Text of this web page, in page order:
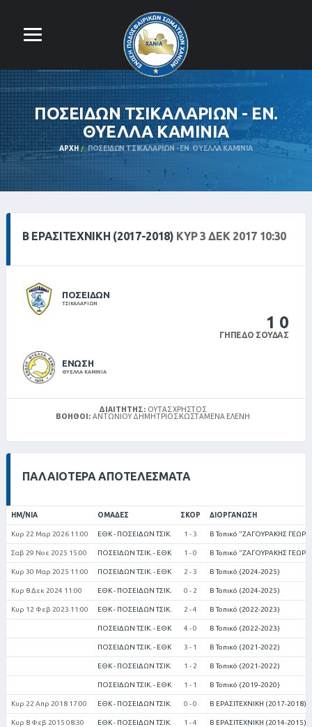
ΠΟΣΕΙΔΩΝ ΤΣΙΚΑΛΑΡΙΩΝ - ΕΝ.
ΘΥΕΛΛΑ ΚΑΜΙΝΙΑ
ΑΡΧΉ ΠΟΣΕΙΔΩΝ ΤΣΙΚΑΛΑΡΙΩΝ - ΕΝ. ΘΥΕΛΛΑ ΚΑΜΙΝΙΑ
Β ΕΡΑΣΙΤΕΧΝΙΚΗ (2017-2018) ΚΥΡ 3 ΔΕΚ 2017 10:30
ΠΟΣΕΙΔΩΝ
ΤΣΙΚΑΛΑΡΙΩΝ
1 0
ΓΉΠΕΔΟ ΣΟΎΔΑΣ
ΕΝΩΣΗ
ΘΥΕΛΛΑ ΚΑΜΙΝΙΑ
ΔΙΑΙΤΗΤΉΣ: ΟΎΤΑΣ ΧΡΉΣΤΟΣ
ΒΟΗΘΟΊ: ΑΝΤΩΝΊΟΥ ΔΗΜΉΤΡΙΟΣ ΚΩΣΤΑΜΈΝΑ ΕΛΈΝΗ
ΠΑΛΑΙΌΤΕΡΑ ΑΠΟΤΕΛΈΣΜΑΤΑ
ΗΜ/ΝΊΑ ΟΜΆΔΕΣ ΣΚΟΡ ΔΙΟΡΓΆΝΩΣΗ
Κυρ 22 Μαρ 2026 11:00 ΕΘΚ - ΠΟΣΕΙΔΩΝ ΤΣΙΚ. 1 - 3 Β Τοπικό "ΖΑΓΟΥΡΑΚΗΣ
Σαβ 29 Νοε 2025 15:00 ΠΟΣΕΙΔΩΝ ΤΣΙΚ. - ΕΘΚ 1 - 0 Β Τοπικό "ΖΑΓΟΥΡΑΚΗΣ
Κυρ 30 Μαρ 2025 11:00 ΠΟΣΕΙΔΩΝ ΤΣΙΚ. - ΕΘΚ 2 - 3 Β Τοπικό (2024-2025)
Κυρ 8 Δεκ 2024 11:00 ΕΘΚ - ΠΟΣΕΙΔΩΝ ΤΣΙΚ. 0 - 2 Β Τοπικό (2024-2025)
Κυρ 12 Φεβ 2023 11:00 ΕΘΚ - ΠΟΣΕΙΔΩΝ ΤΣΙΚ. 2 - 4 Β Τοπικό (2022-2023)
ΠΟΣΕΙΔΩΝ ΤΣΙΚ. - ΕΘΚ 4 - 0 Β Τοπικό (2022-2023)
ΠΟΣΕΙΔΩΝ ΤΣΙΚ. - ΕΘΚ 3 - 1 Β Τοπικό (2021-2022)
ΕΘΚ - ΠΟΣΕΙΔΩΝ ΤΣΙΚ. 1 - 2 Β Τοπικό (2021-2022)
ΠΟΣΕΙΔΩΝ ΤΣΙΚ. - ΕΘΚ 1 - 1 Β Τοπικό (2019-2020)
Κυρ 22 Απρ 2018 17:00 ΕΘΚ - ΠΟΣΕΙΔΩΝ ΤΣΙΚ. 0 - 0 Β ΕΡΑΣΙΤΕΧΝΙΚΗ (2017-2018)
Κυρ 8 Φεβ 2015 08:30 ΕΘΚ - ΠΟΣΕΙΔΩΝ ΤΣΙΚ. 1 - 4 Β ΕΡΑΣΙΤΕΧΝΙΚΗ (2014-2015)